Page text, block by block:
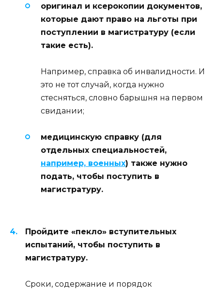
оригинал и ксерокопии документов,
которые дают право на льготы при
поступлении в магистратуру (если
такие есть).
Например, справка об инвалидности. И
это не тот случай, когда нужно
стесняться, словно барышня на первом
свидании;
медицинскую справку (для
отдельных специальностей,
например, военных) также нужно
подать, чтобы поступить в
магистратуру.
Пройдите «пекло» вступительных
испытаний, чтобы поступить в
магистратуру.
Сроки, содержание и порядок